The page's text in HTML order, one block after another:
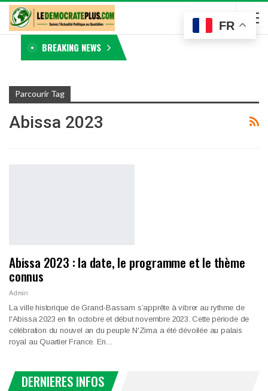
BREAKING NEWS
Parcourir Tag
Abissa 2023
Abissa 2023 : la date, le programme et le thème
connus
Admin
La ville historique de Grand-Bassam s’apprête à vibrer au rythme de
l'Abissa 2023 en fin octobre et début novembre 2023. Cette période de
célébration du nouvel an du peuple N'Zima a été dévoilée au palais
royal au Quartier France. En…
DERNIERES INFOS
FR